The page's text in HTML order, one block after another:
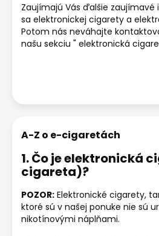
Zaujímajú Vás ďalšie
sa elektronickej cigarety a
Potom nás neváhajte
našu sekciu " elektronická
A-Z o e-cigaretách
1. Čo je elektronická
cigareta)?
POZOR: Elektronické cigarety,
ktoré sú v našej ponuke nie sú
nikotínovými náplňami.